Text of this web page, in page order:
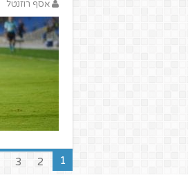
אסף רוזנטל
1
2
3